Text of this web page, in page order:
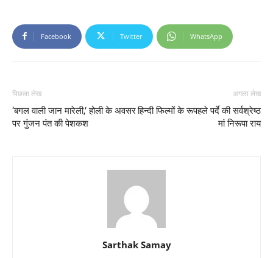
Facebook Twitter WhatsApp
पिछला लेख
‘बगल वाली जान मारेली,’ होली के अवसर
पर गुंजन पंत की पेशकश
अगला लेख
हिन्दी फिल्मों के रूपहले पर्दे की सर्वश्रेष्ठ
मां निरूपा राय
Sarthak Samay